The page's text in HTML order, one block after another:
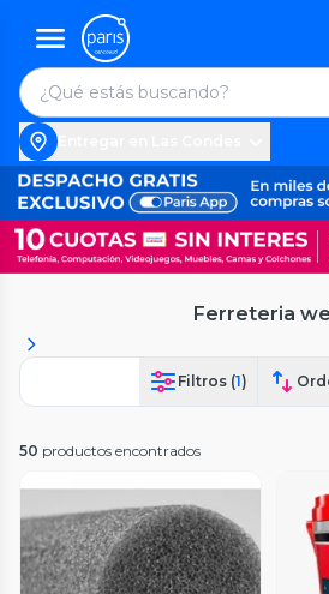
Ferreteria
Filtros (1)
50 productos encontrados